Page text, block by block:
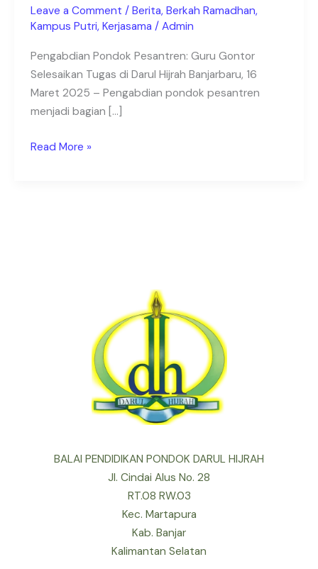
Leave a Comment /Berita,Berkah Ramadhan,
Kampus Putri,Kerjasama /Admin
Pengabdian Pondok Pesantren: Guru Gontor
Selesaikan Tugas di Darul Hijrah Banjarbaru, 16
Maret 2025 – Pengabdian pondok pesantren
menjadi bagian […]
di
Tanah
Bumbu
–
Pondok
di
Read More »
BALAI PENDIDIKAN PONDOK DARUL HIJRAH
Jl. Cindai Alus No. 28
RT.08 RW.03
Kec. Martapura
Kab. Banjar
Kalimantan Selatan